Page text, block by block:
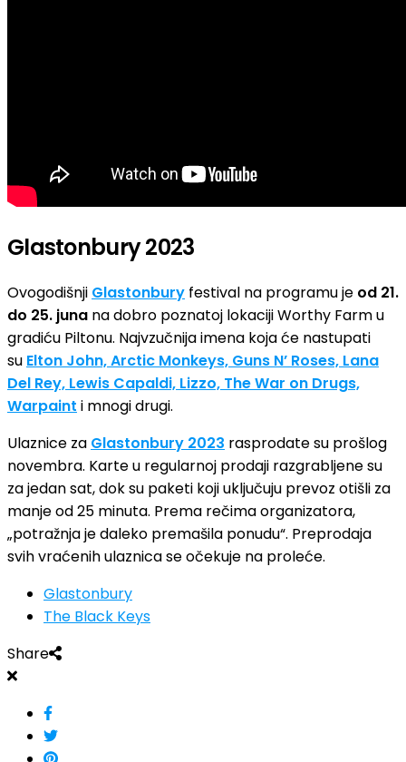
Glastonbury 2023
Ovogodišnji Glastonbury festival na programu je od 21.
do 25. juna na dobro poznatoj lokaciji Worthy Farm u
gradiću Piltonu. Najvzučnija imena koja će nastupati
su Elton John, Arctic Monkeys, Guns N’ Roses, Lana
Del Rey, Lewis Capaldi, Lizzo, The War on Drugs,
Warpaint i mnogi drugi.
Ulaznice za Glastonbury 2023 rasprodate su prošlog
novembra. Karte u regularnoj prodaji razgrabljene su
za jedan sat, dok su paketi koji uključuju prevoz otišli ​​za
manje od 25 minuta. Prema rečima organizatora,
„potražnja je daleko premašila ponudu“. Preprodaja
svih vraćenih ulaznica se očekuje na proleće.
Glastonbury
The Black Keys
Share